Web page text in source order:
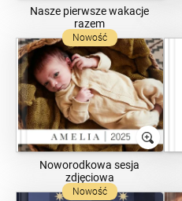
Nasze pierwsze wakacje
razem
Nowość
Noworodkowa sesja
zdjęciowa
Nowość